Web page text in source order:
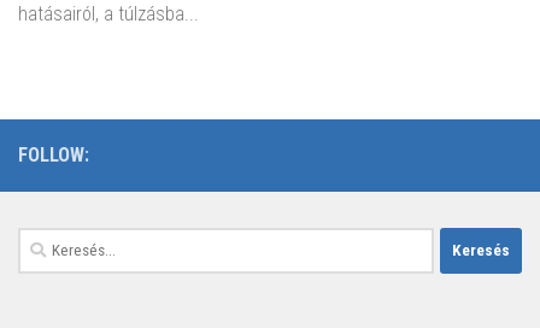
hatásairól, a túlzásba...
FOLLOW:
Keresés: